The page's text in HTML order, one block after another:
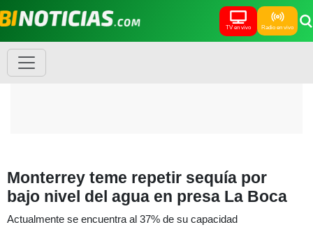
TV en vivo Radio en vivo
Monterrey teme repetir sequía por
bajo nivel del agua en presa La Boca
Actualmente se encuentra al 37% de su capacidad